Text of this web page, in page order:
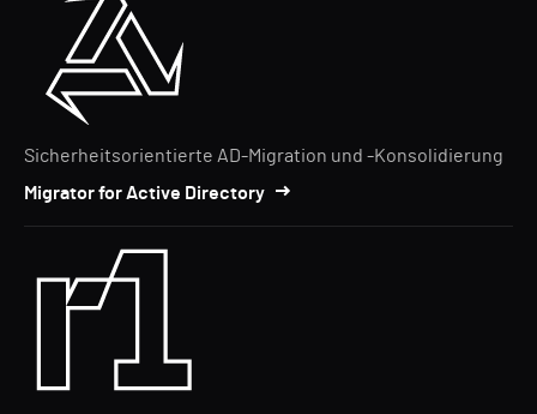
Sicherheitsorientierte AD-Migration und -Konsolidierung
Migrator for Active Directory